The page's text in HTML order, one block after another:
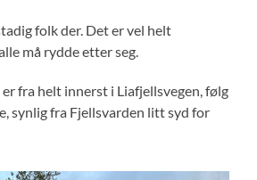
folk der. Det er vel helt
må rydde etter seg.
fra helt innerst i Liafjellsvegen, følg
synlig fra Fjellsvarden litt syd for